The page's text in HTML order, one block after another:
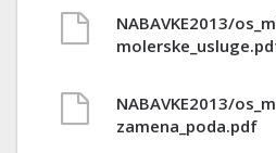
NABAVKE2013/
NABAVKE2013/
zamena_poda.pdf